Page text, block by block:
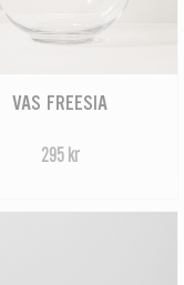
VAS FREESIA
295 kr